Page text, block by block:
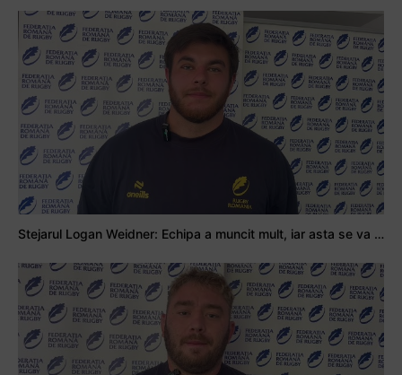
Stejarul Logan Weidner: Echipa a muncit mult, iar asta se va vedea în meciurile de la Nations Cup